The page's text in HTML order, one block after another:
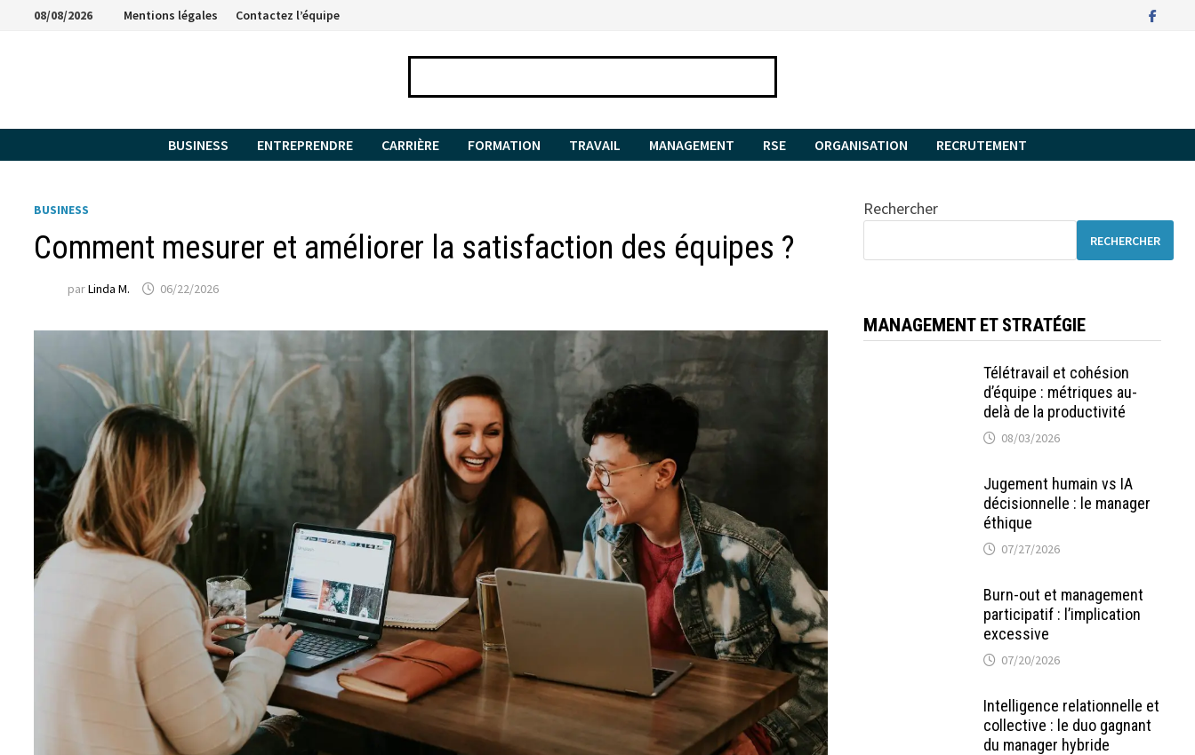
Passer08/08/2026 Mentions légales Contactez l’équipe
BUSINESS ENTREPRENDRE CARRIÈRE FORMATION TRAVAIL MANAGEMENT RSE ORGANISATION RECRUTEMENT
BUSINESS
Comment mesurer et améliorer la satisfaction des équipes ?
parLinda M. 06/22/2026
Rechercher
RECHERCHER
MANAGEMENT ET STRATÉGIE
Télétravail et cohésion
d’équipe : métriques au-
delà de la productivité
08/03/2026
Jugement humain vs IA
décisionnelle : le manager
éthique
07/27/2026
Burn-out et management
participatif : l’implication
excessive
07/20/2026
Intelligence relationnelle et
collective : le duo gagnant
du manager hybride